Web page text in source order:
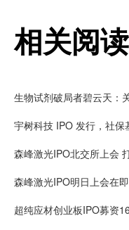
相关阅读
森峰激光IPO北交所上会